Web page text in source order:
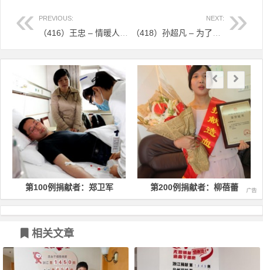
PREVIOUS: NEXT:
文章导航
第100例捐献者：郑卫军 第200例捐献者：柳蓓蕾
相关文章